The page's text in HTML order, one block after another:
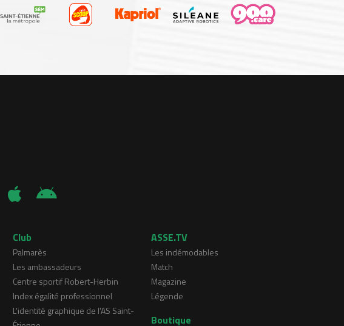
Club
Palmarès
Les ambassadeurs
Centre sportif Robert-Herbin
Index égalité professionnel
L'identité graphique de l'AS Saint-
ASSE.TV
Les indémodables
Match
Magazine
Légende
Boutique